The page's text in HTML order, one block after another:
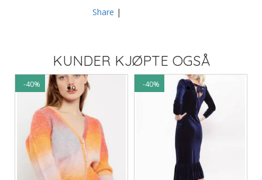
Share |
KUNDER KJØPTE OGSÅ
-40% -40%